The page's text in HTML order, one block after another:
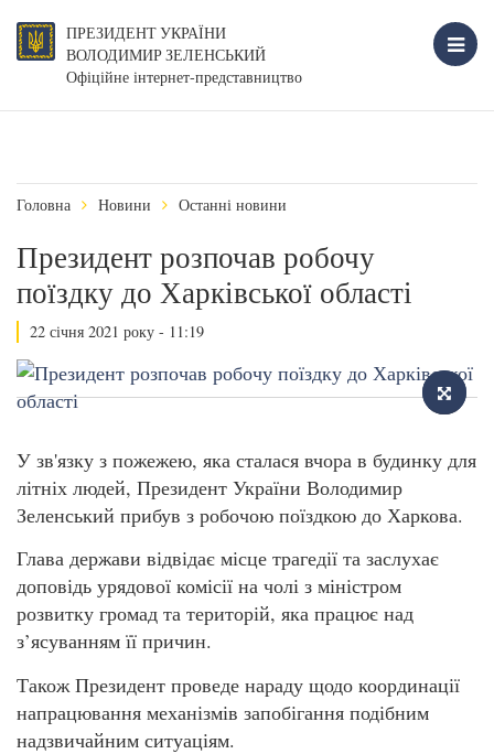
ПРЕЗИДЕНТ УКРАЇНИ
ВОЛОДИМИР ЗЕЛЕНСЬКИЙ
Офіційне інтернет-представництво
Головна Новини Останні новини
Президент розпочав робочу
поїздку до Харківської області
22 січня 2021 року - 11:19
У зв'язку з пожежею, яка сталася вчора в будинку для
літніх людей, Президент України Володимир
Зеленський прибув з робочою поїздкою до Харкова.
Глава держави відвідає місце трагедії та заслухає
доповідь урядової комісії на чолі з міністром
розвитку громад та територій, яка працює над
з’ясуванням її причин.
Також Президент проведе нараду щодо координації
напрацювання механізмів запобігання подібним
надзвичайним ситуаціям.